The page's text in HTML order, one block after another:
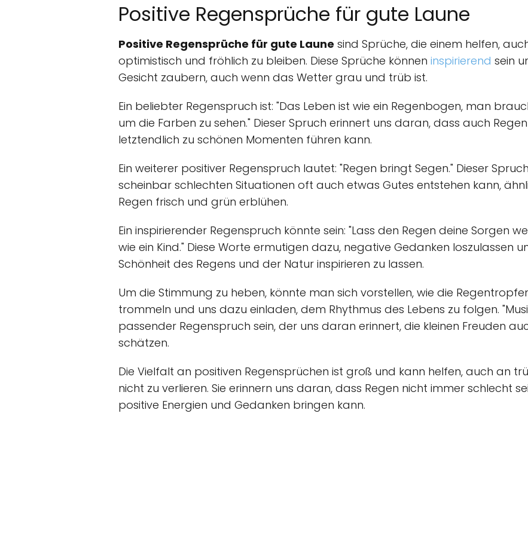
Positive Regensprüche für gute Laune
Positive Regensprüche für gute Laune sind Sprüche, die einem helfen,
optimistisch und fröhlich zu bleiben. Diese Sprüche können inspirierend sein
Gesicht zaubern, auch wenn das Wetter grau und trüb ist.
Ein beliebter Regenspruch ist: "Das Leben ist wie ein Regenbogen, man
um die Farben zu sehen." Dieser Spruch erinnert uns daran, dass auch
letztendlich zu schönen Momenten führen kann.
Ein weiterer positiver Regenspruch lautet: "Regen bringt Segen." Dieser
scheinbar schlechten Situationen oft auch etwas Gutes entstehen kann,
Regen frisch und grün erblühen.
Ein inspirierender Regenspruch könnte sein: "Lass den Regen deine Sorgen
wie ein Kind." Diese Worte ermutigen dazu, negative Gedanken loszulassen
Schönheit des Regens und der Natur inspirieren zu lassen.
Um die Stimmung zu heben, könnte man sich vorstellen, wie die
trommeln und uns dazu einladen, dem Rhythmus des Lebens zu folgen.
passender Regenspruch sein, der uns daran erinnert, die kleinen Freuden
schätzen.
Die Vielfalt an positiven Regensprüchen ist groß und kann helfen, auch an
nicht zu verlieren. Sie erinnern uns daran, dass Regen nicht immer schlecht
positive Energien und Gedanken bringen kann.